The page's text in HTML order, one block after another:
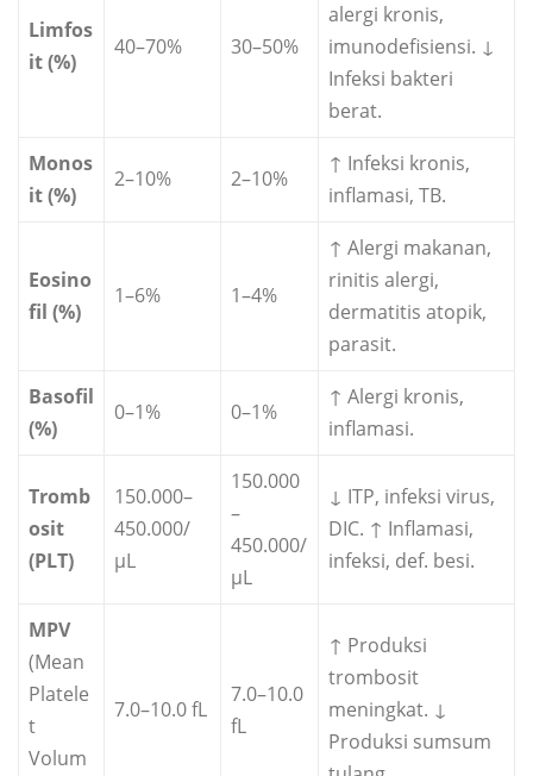
Limfos
it (%)
40–70% 30–50%
alergi kronis,
imunodefisiensi. ↓
Infeksi bakteri
berat.
Monos
it (%)
2–10% 2–10%
↑ Infeksi kronis,
inflamasi, TB.
Eosino
fil (%)
1–6% 1–4%
↑ Alergi makanan,
rinitis alergi,
dermatitis atopik,
parasit.
Basofil
(%)
0–1% 0–1%
↑ Alergi kronis,
inflamasi.
Tromb
osit
(PLT)
150.000–
450.000/
µL
150.000
–
450.000/
µL
↓ ITP, infeksi virus,
DIC. ↑ Inflamasi,
infeksi, def. besi.
MPV
(Mean
Platele
t
Volum
7.0–10.0 fL
7.0–10.0
fL
↑ Produksi
trombosit
meningkat. ↓
Produksi sumsum